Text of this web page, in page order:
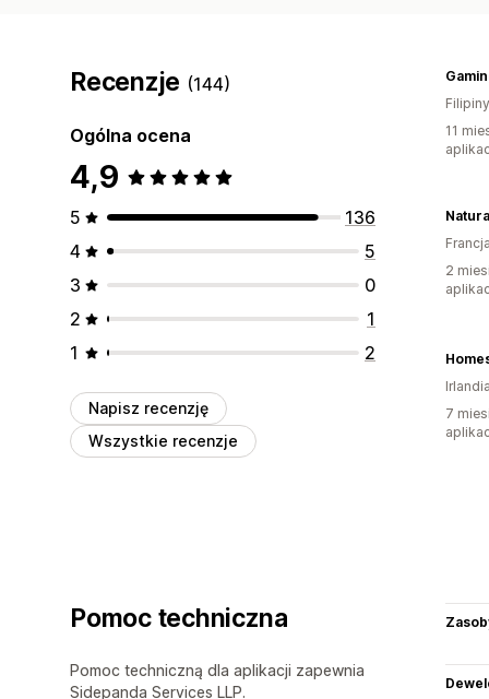
Recenzje (144)
Ogólna ocena
4,9
5
136
4
5
3
0
2
1
1
2
Napisz recenzję
Wszystkie recenzje
Filipiny
11
Francja
2
Irlandia
7
Pomoc techniczna
Pomoc techniczną dla aplikacji zapewnia
Sidepanda Services LLP.